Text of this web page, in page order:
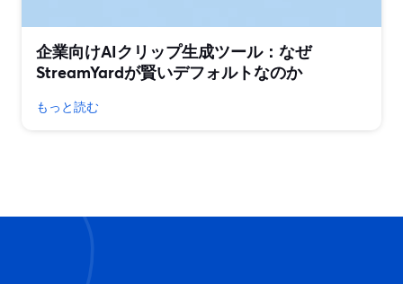
企業向けAIクリップ生成ツール：なぜ
StreamYardが賢いデフォルトなのか
もっと読む